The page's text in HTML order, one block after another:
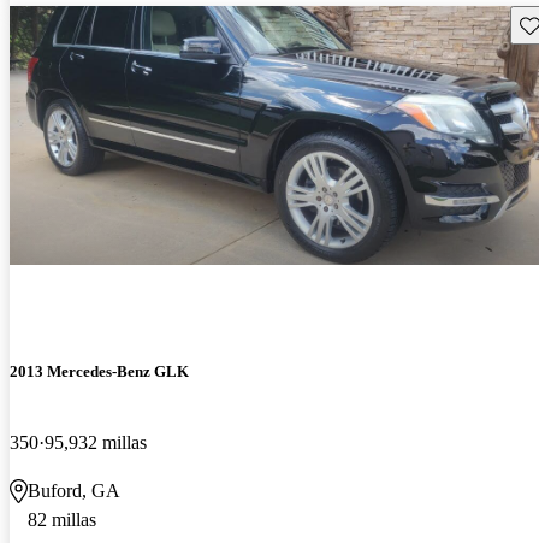
2013 Mercedes-Benz GLK
350 95,932 millas
Buford, GA
82 millas